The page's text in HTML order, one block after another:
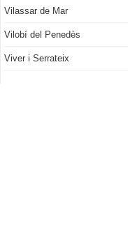
Vilassar de Mar
Vilobí del Penedès
Viver i Serrateix